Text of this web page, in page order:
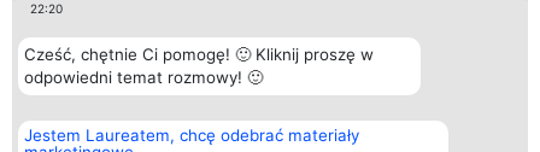
22:20
Cześć, chętnie Ci pomogę! 🙂 Kliknij proszę w
odpowiedni temat rozmowy! 🙂
Jestem Laureatem, chcę odebrać materiały
Organizator plebiscytu
Bright Side Solutions sp. z o.
Plebiscyt
Laureaci
Kontakt
Kontakt